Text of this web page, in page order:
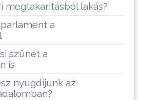
megtakarításból lakás?
a
szünet a
is
nyugdíjunk az